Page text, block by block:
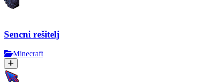
Sencni rešitelj
Minecraft